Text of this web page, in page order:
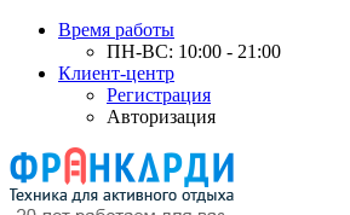
Время работы
ПН-ВС: 10:00 - 21:00
Клиент-центр
Регистрация
Авторизация